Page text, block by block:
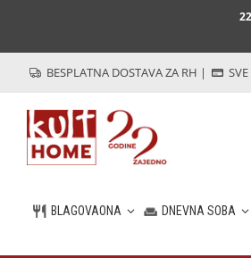
BESPLATNA DOSTAVA ZA RH |
BLAGOVAONA DNEVNA SOBA